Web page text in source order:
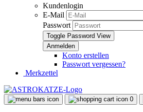
Kundenlogin
E-Mail
Passwort
Toggle Password View
Konto erstellen
Passwort vergessen?
Merkzettel
0